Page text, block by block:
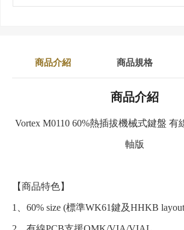
商品介紹 商品規格
商品介紹
Vortex M0110 60%熱插拔機械式鍵盤 有
軸版
【商品特色】
1、60% size (標準WK61鍵及HHKB